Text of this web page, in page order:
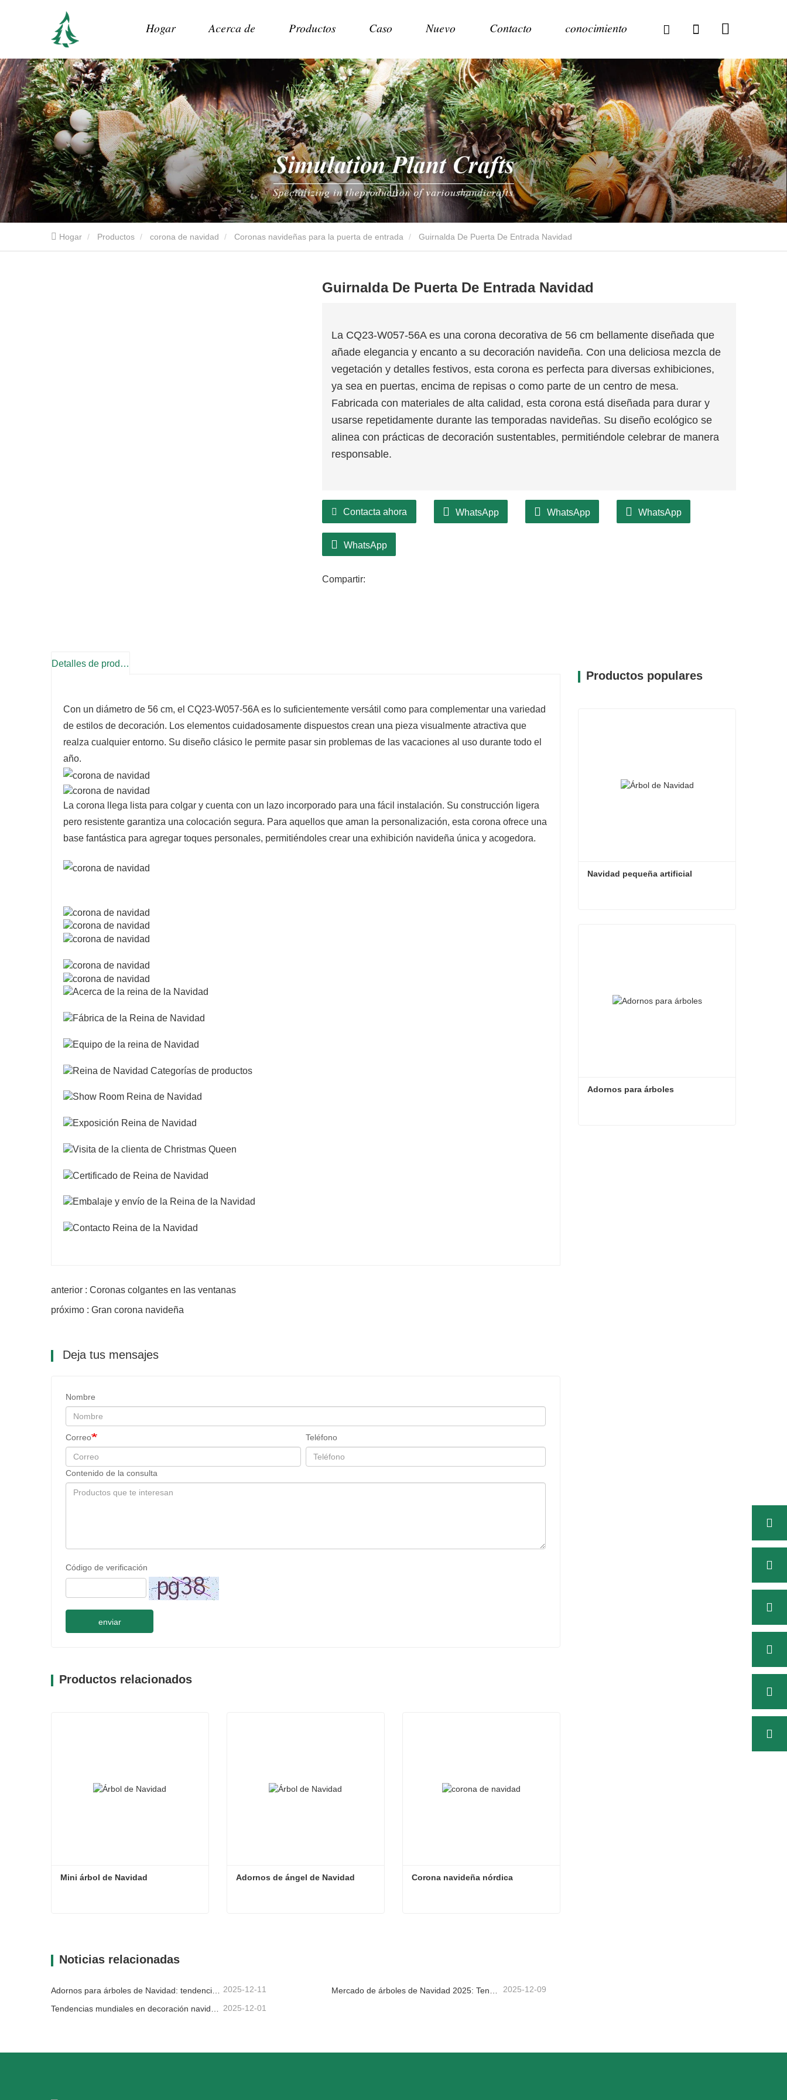
Hogar Acerca de Productos Caso Nuevo Contacto conocimiento
Hogar Productos corona de navidad Coronas navideñas para la puerta de entrada Guirnalda De Puerta De Entrada Navidad
Guirnalda De Puerta De Entrada Navidad
La CQ23-W057-56A es una corona decorativa de 56 cm bellamente diseñada que
añade elegancia y encanto a su decoración navideña. Con una deliciosa mezcla de
vegetación y detalles festivos, esta corona es perfecta para diversas exhibiciones,
ya sea en puertas, encima de repisas o como parte de un centro de mesa.
Fabricada con materiales de alta calidad, esta corona está diseñada para durar y
usarse repetidamente durante las temporadas navideñas. Su diseño ecológico se
alinea con prácticas de decoración sustentables, permitiéndole celebrar de manera
responsable.
Contacta ahora WhatsApp WhatsApp WhatsApp
WhatsApp
Compartir:
Detalles de producto
Con un diámetro de 56 cm, el CQ23-W057-56A es lo suficientemente versátil como para complementar una variedad
de estilos de decoración. Los elementos cuidadosamente dispuestos crean una pieza visualmente atractiva que
realza cualquier entorno. Su diseño clásico le permite pasar sin problemas de las vacaciones al uso durante todo el
año.
La corona llega lista para colgar y cuenta con un lazo incorporado para una fácil instalación. Su construcción ligera
pero resistente garantiza una colocación segura. Para aquellos que aman la personalización, esta corona ofrece una
base fantástica para agregar toques personales, permitiéndoles crear una exhibición navideña única y acogedora.
anterior : Coronas colgantes en las ventanas
próximo : Gran corona navideña
Deja tus mensajes
Nombre
Correo Teléfono
Contenido de la consulta
Código de verificación
enviar
Productos relacionados
Mini árbol de Navidad Adornos de ángel de Navidad Corona navideña nórdica
Noticias relacionadas
2025-12-11 2025-12-09
2025-12-01
Productos populares
Navidad pequeña artificial
Adornos para árboles